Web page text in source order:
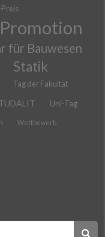
Promotion
für Bauwesen
Statik
Tag der Fakultät
Uni-Tag
Wettbewerb